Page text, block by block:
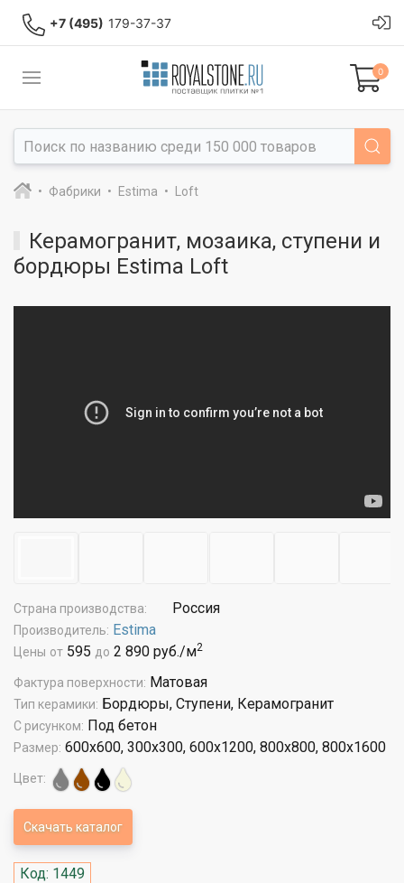
+7 (495) 179-37-37
0
Фабрики Estima Loft
Керамогранит, мозаика, ступени и
бордюры Estima Loft
Страна производства: Россия
Производитель: Estima
Цены от 595 до 2 890 руб./м2
Фактура поверхности: Матовая
Тип керамики: Бордюры, Ступени, Керамогранит
С рисунком: Под бетон
Размер: 600x600, 300x300, 600x1200, 800x800, 800x1600
Цвет:
Скачать каталог
Код: 1449